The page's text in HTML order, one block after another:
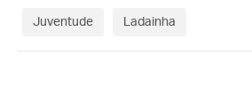
Juventude Ladainha